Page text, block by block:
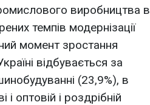
виробництва в
темпів модернізації
момент зростання
відбувається за
(23,9%), в
і оптовій і роздрібній